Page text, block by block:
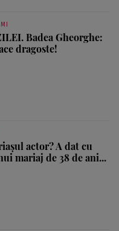
Badea Gheorghe:
dragoste!
actor? A dat cu
mariaj de 38 de ani...